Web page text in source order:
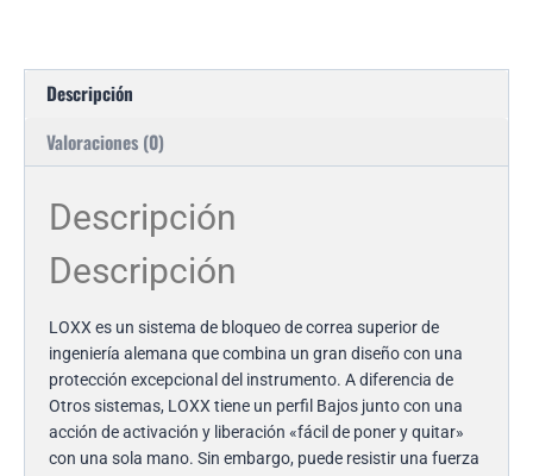
Descripción
Valoraciones (0)
Descripción
Descripción
LOXX es un sistema de bloqueo de correa superior de
ingeniería alemana que combina un gran diseño con una
protección excepcional del instrumento. A diferencia de
Otros sistemas, LOXX tiene un perfil Bajos junto con una
acción de activación y liberación «fácil de poner y quitar»
con una sola mano. Sin embargo, puede resistir una fuerza